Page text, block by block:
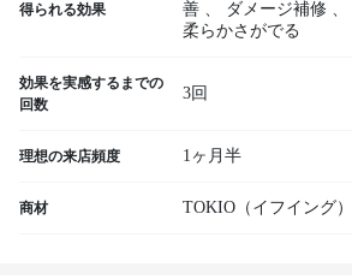
得られる効果
善 、 ダメージ補修 、
柔らかさがでる
効果を実感するまでの
回数
3回
理想の来店頻度 1ヶ月半
商材 TOKIO（イフイング）